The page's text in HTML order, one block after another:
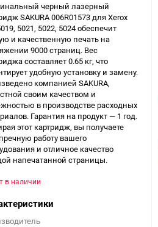
черный лазерный
SAKURA 006R01573 для Xerox
5021, 5022, 5024 обеспечит
и качественную печать на
9000 страниц. Вес
составляет 0.65 кг, что
удобную установку и замену.
компанией SAKURA,
своим качеством и
в производстве расходных
Гарантия на продукт — 1 год.
этот картридж, вы получаете
работу вашего
и отличное качество
напечатанной страницы.
в наличии